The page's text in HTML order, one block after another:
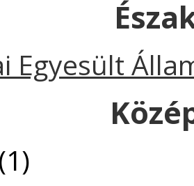
Egyesült
(1)